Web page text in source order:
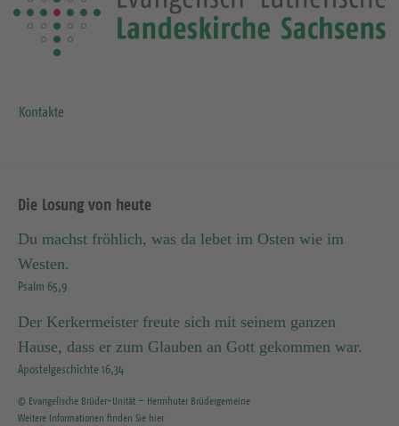
Kontakte
Die Losung von heute
Du machst fröhlich, was da lebet im Osten wie im
Westen.
Psalm 65,9
Der Kerkermeister freute sich mit seinem ganzen
Hause, dass er zum Glauben an Gott gekommen war.
Apostelgeschichte 16,34
© Evangelische Brüder-Unität – Herrnhuter Brüdergemeine
Weitere Informationen finden Sie hier